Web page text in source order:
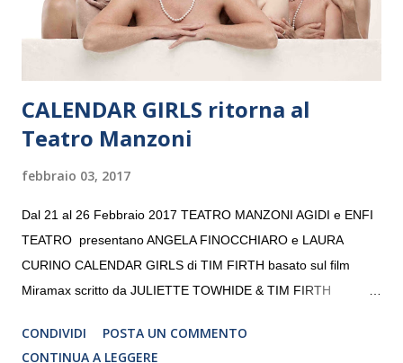
da un prestigioso consiglio di consulent...
CALENDAR GIRLS ritorna al
Teatro Manzoni
febbraio 03, 2017
Dal 21 al 26 Febbraio 2017 TEATRO MANZONI AGIDI e ENFI
TEATRO presentano ANGELA FINOCCHIARO e LAURA
CURINO CALENDAR GIRLS di TIM FIRTH basato sul film
Miramax scritto da JULIETTE TOWHIDE & TIM FIRTH
CRISTINA PEZZOLI
CONDIVIDI
POSTA UN COMMENTO
CONTINUA A LEGGERE